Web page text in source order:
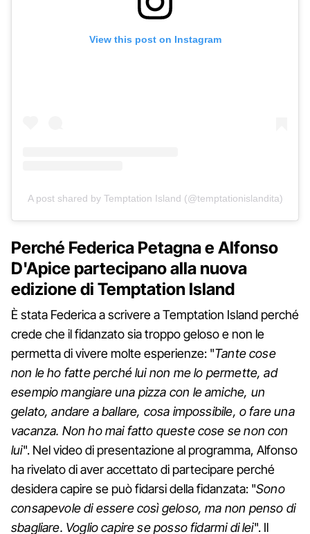
View this post on Instagram
A post shared by Temptation Island (@temptationislandita)
Perché Federica Petagna e Alfonso
D'Apice partecipano alla nuova
edizione di Temptation Island
È stata Federica a scrivere a Temptation Island perché
crede che il fidanzato sia troppo geloso e non le
permetta di vivere molte esperienze: "Tante cose
non le ho fatte perché lui non me lo permette, ad
esempio mangiare una pizza con le amiche, un
gelato, andare a ballare, cosa impossibile, o fare una
vacanza. Non ho mai fatto queste cose se non con
lui". Nel video di presentazione al programma, Alfonso
ha rivelato di aver accettato di partecipare perché
desidera capire se può fidarsi della fidanzata: "Sono
consapevole di essere così geloso, ma non penso di
sbagliare. Voglio capire se posso fidarmi di lei". Il